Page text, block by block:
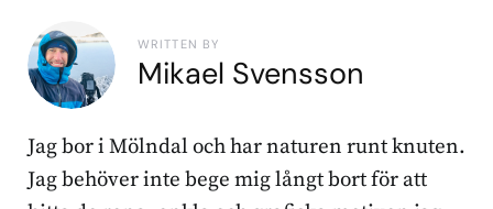
WRITTEN BY
Mikael Svensson
Jag bor i Mölndal och har naturen runt knuten.
Jag behöver inte bege mig långt bort för att